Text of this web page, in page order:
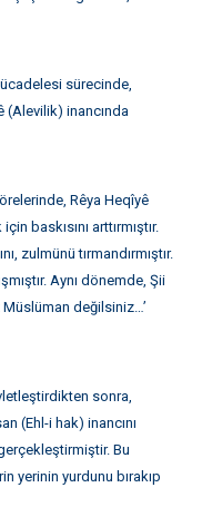
sürecinde,
(Alevilik) inancında
Rêya Heqîyê
baskısını arttırmıştır.
zulmünü tırmandırmıştır.
Aynı dönemde, Şii
değilsiniz…’
sonra,
(Ehl-i hak) inancını
Bu
yerinin yurdunu bırakıp